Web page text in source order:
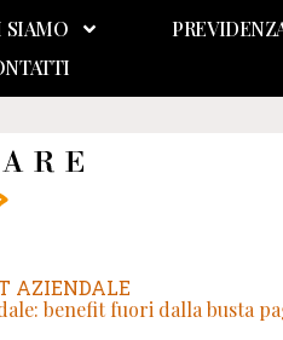
SIAMO
AZIENDALE
benefit fuori dalla busta